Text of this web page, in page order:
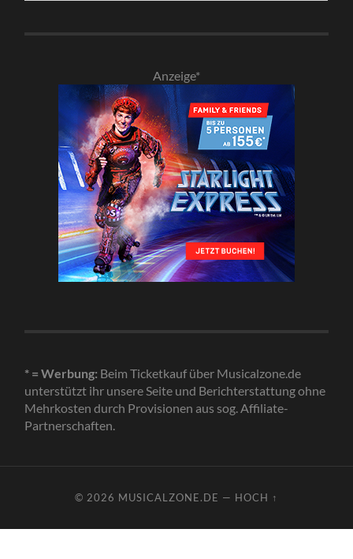
Anzeige*
* = Werbung: Beim Ticketkauf über Musicalzone.de
unterstützt ihr unsere Seite und Berichterstattung ohne
Mehrkosten durch Provisionen aus sog. Affiliate-
Partnerschaften.
© 2026 MUSICALZONE.DE — HOCH ↑